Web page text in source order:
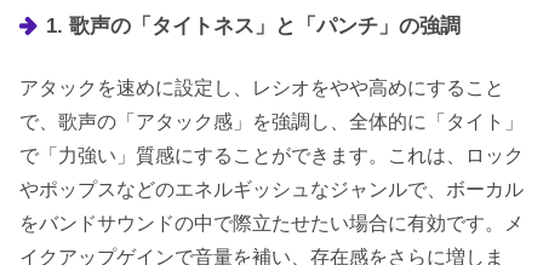
1. 歌声の「タイトネス」と「パンチ」の強調
アタックを速めに設定し、レシオをやや高めにすること
で、歌声の「アタック感」を強調し、全体的に「タイト」
で「力強い」質感にすることができます。これは、ロック
やポップスなどのエネルギッシュなジャンルで、ボーカル
をバンドサウンドの中で際立たせたい場合に有効です。メ
イクアップゲインで音量を補い、存在感をさらに増しま